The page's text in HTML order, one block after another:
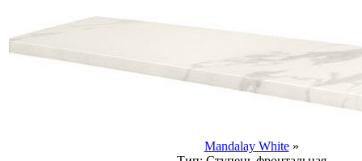
Mandalay White»